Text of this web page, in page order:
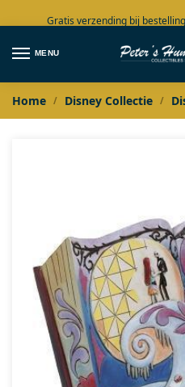
Gratis verzending bij
Grote
MENU
Home / Disney Collectie /